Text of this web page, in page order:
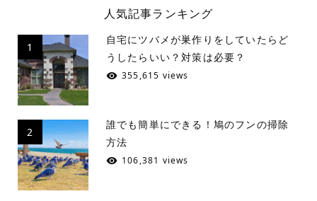
人気記事ランキング
1
自宅にツバメが巣作りをしていたらど
うしたらいい？対策は必要？
355,615 views
2
誰でも簡単にできる！鳩のフンの掃除
方法
106,381 views